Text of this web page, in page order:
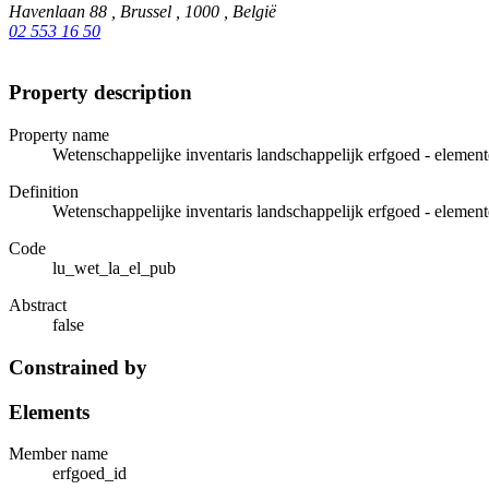
Havenlaan 88 , Brussel , 1000 , België
02 553 16 50
Property description
Property name
Wetenschappelijke inventaris landschappelijk erfgoed -
Definition
Wetenschappelijke inventaris landschappelijk erfgoed -
Code
lu_wet_la_el_pub
Abstract
false
Constrained by
Elements
Member name
erfgoed_id